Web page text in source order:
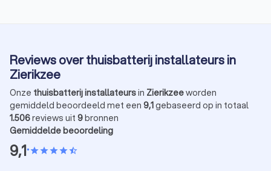
Reviews over thuisbatterij installateurs in
Zierikzee
Onze thuisbatterij installateursin Zierikzeeworden
gemiddeld beoordeeld met een 9,1gebaseerd op in totaal
1.506reviews uit 9bronnen
Gemiddelde beoordeling
9,1•starstarstarstarstar_half